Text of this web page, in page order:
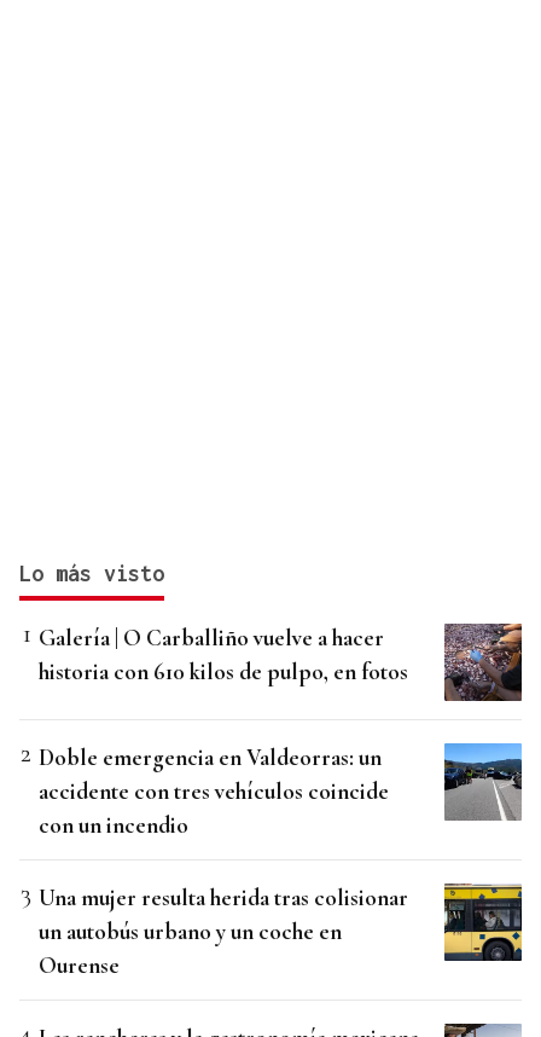
Lo más visto
Galería | O Carballiño vuelve a hacer
historia con 610 kilos de pulpo, en fotos
Doble emergencia en Valdeorras: un
accidente con tres vehículos coincide
con un incendio
Una mujer resulta herida tras colisionar
un autobús urbano y un coche en
Ourense